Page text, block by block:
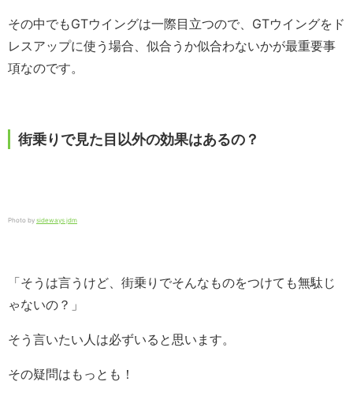
その中でもGTウイングは一際目立つので、GTウイングをド
レスアップに使う場合、似合うか似合わないかが最重要事
項なのです。
街乗りで見た目以外の効果はあるの？
Photo by sideways jdm
「そうは言うけど、街乗りでそんなものをつけても無駄じ
ゃないの？」
そう言いたい人は必ずいると思います。
その疑問はもっとも！